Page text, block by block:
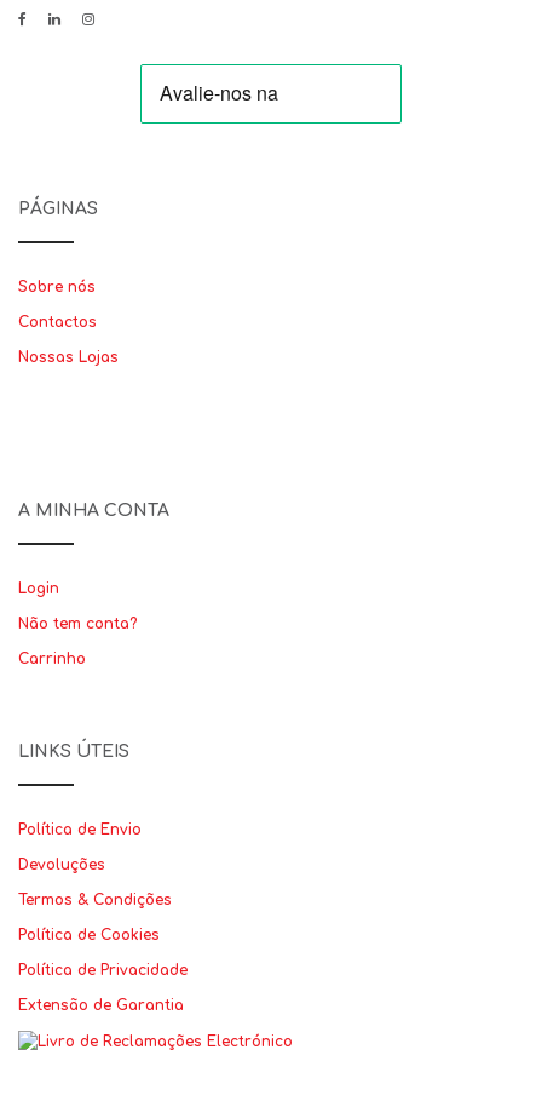
PÁGINAS
Sobre nós
Contactos
Nossas Lojas
A MINHA CONTA
Login
Não tem conta?
Carrinho
LINKS ÚTEIS
Política de Envio
Devoluções
Termos & Condições
Política de Cookies
Política de Privacidade
Extensão de Garantia